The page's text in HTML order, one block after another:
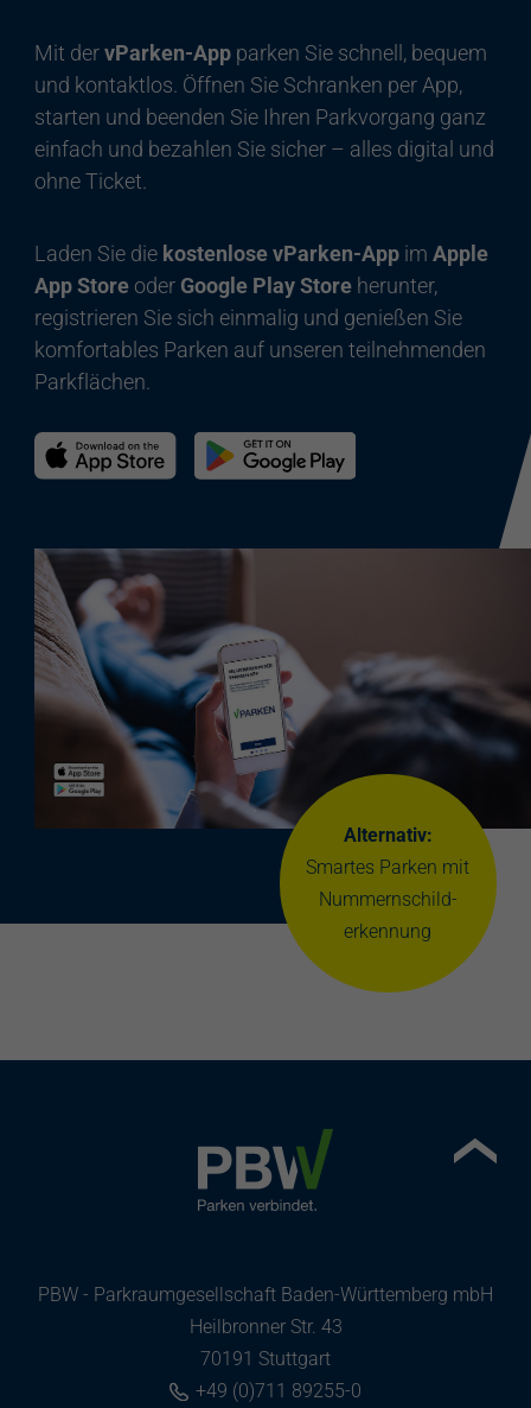
Alternativ:
Smartes Parken mit
Nummernschild-
erkennung
Mit dervParken-Appparken Sie schnell, bequem
und kontaktlos. Öffnen Sie Schranken per App,
starten und beenden Sie Ihren Parkvorgang ganz
einfach und bezahlen Sie sicher – alles digital und
ohne Ticket.
Laden Sie die kostenlose vParken-Appim Apple
App Storeoder Google Play Storeherunter,
registrieren Sie sich einmalig und genießen Sie
komfortables Parken auf unseren teilnehmenden
Parkflächen.
PBW - Parkraumgesellschaft Baden-Württemberg mbH
Heilbronner Str. 43
70191 Stuttgart
+49 (0)711 89255-0